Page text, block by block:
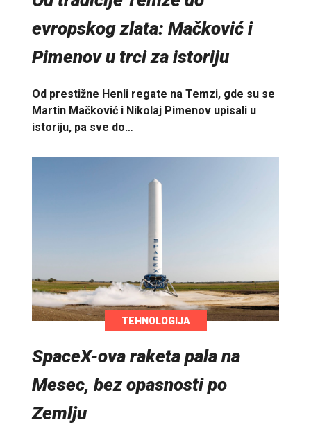
evropskog zlata: Mačković i
Pimenov u trci za istoriju
Od prestižne Henli regate na Temzi, gde su se
Martin Mačković i Nikolaj Pimenov upisali u
istoriju, pa sve do…
TEHNOLOGIJA
SpaceX-ova raketa pala na
Mesec, bez opasnosti po
Zemlju